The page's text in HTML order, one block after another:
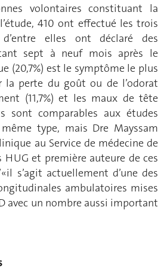
volontaires constituant la
410 ont effectué les trois
elles ont déclaré des
sept à neuf mois après le
(20,7%) est le symptôme le plus
la perte du goût ou de l’odorat
(11,7%) et les maux de tête
sont comparables aux études
type, mais Dre Mayssam
au Service de médecine de
HUG et première auteure de ces
s’agit actuellement d’une des
ambulatoires mises
avec un nombre aussi important